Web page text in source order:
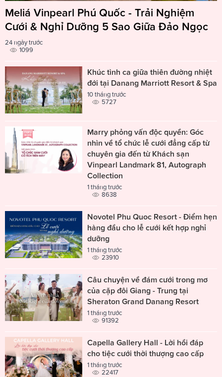
Meliá Vinpearl Phú Quốc - Trải Nghiệm
Cưới & Nghỉ Dưỡng 5 Sao Giữa Đảo Ngọc
24 ngày trước
1099
Khúc tình ca giữa thiên đường nhiệt
đới tại Danang Marriott Resort & Spa
10 tháng trước
5727
Marry phỏng vấn độc quyền: Góc
nhìn về tổ chức lễ cưới đẳng cấp từ
chuyên gia đến từ Khách sạn
Vinpearl Landmark 81, Autograph
Collection
1 tháng trước
8638
Novotel Phu Quoc Resort - Điểm hẹn
hàng đầu cho lễ cưới kết hợp nghỉ
dưỡng
1 tháng trước
23910
Câu chuyện về đám cưới trong mơ
của cặp đôi Giang - Trung tại
Sheraton Grand Danang Resort
1 tháng trước
91392
Capella Gallery Hall - Lời hồi đáp
cho tiệc cưới thời thượng cao cấp
1 tháng trước
22417